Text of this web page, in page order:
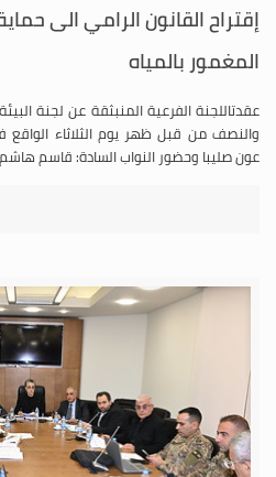
إقتراح القانون الرامي الى
المغمور بالمياه
عقدتاللجنة الفرعية المنبثقة عن لجنة
عون صليبا وحضور النواب السادة: قاسم